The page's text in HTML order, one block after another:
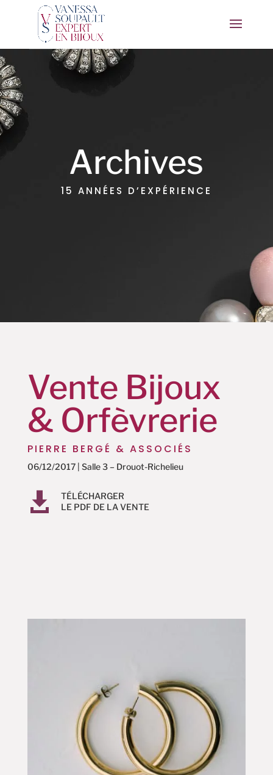
Archives
15 ANNÉES D’EXPÉRIENCE
Vente Bijoux
& Orfèvrerie
PIERRE BERGÉ & ASSOCIÉS
06/12/2017 | Salle 3 – Drouot-Richelieu

TÉLÉCHARGER
LE PDF DE LA VENTE